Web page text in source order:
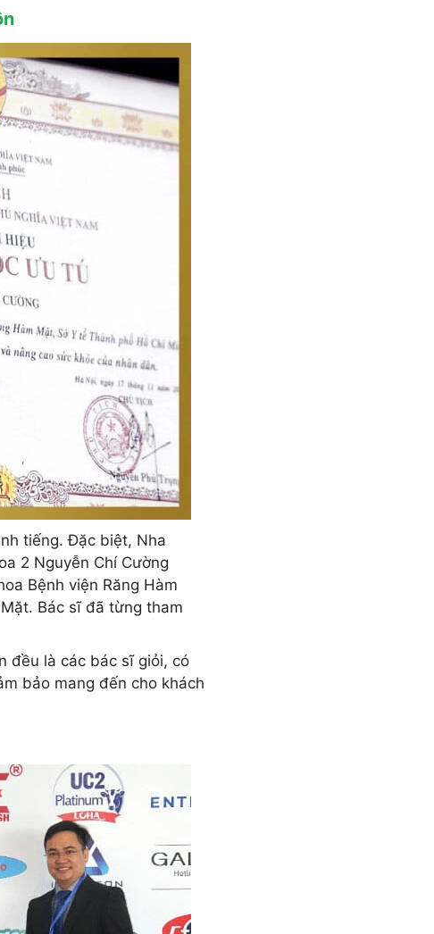
tiếng. Đặc biệt, Nha
2 Nguyễn Chí Cường
Bệnh viện Răng Hàm
Bác sĩ đã từng tham
đều là các bác sĩ giỏi, có
bảo mang đến cho khách